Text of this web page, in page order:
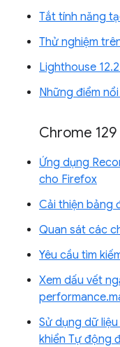
Tắt tính năng
Thử nghiệm
Lighthouse
Những điểm
Chrome 129
Ứng dụng
cho Firefox
Cải thiện bảng
Quan sát các
Yêu cầu tìm
Xem dấu vết
Sử dụng dữ
khiển Tự động